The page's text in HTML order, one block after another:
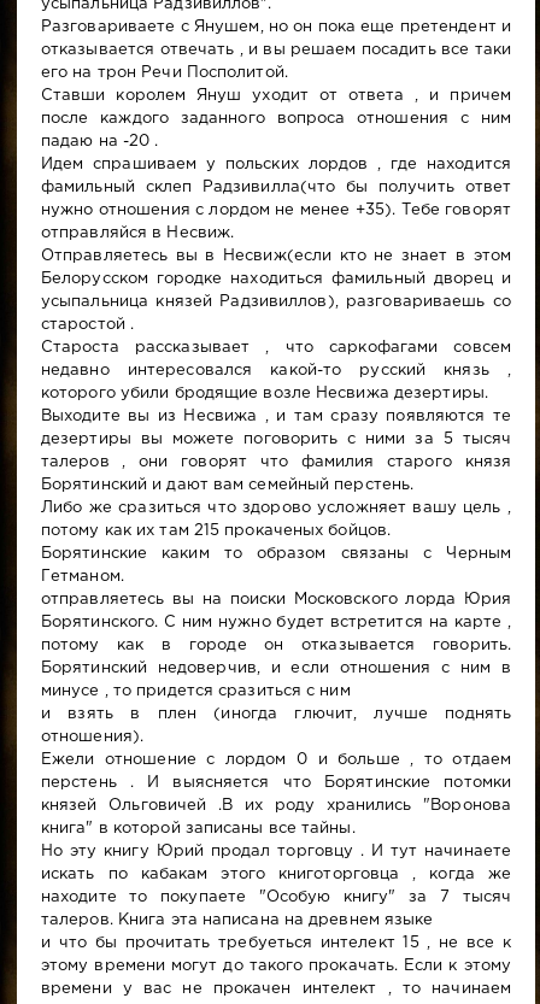
усыпальница Радзивиллов".
Разговариваете с Янушем, но он пока еще претендент и
отказывается отвечать , и вы решаем посадить все таки
его на трон Речи Посполитой.
Ставши королем Януш уходит от ответа , и причем
после каждого заданного вопроса отношения с ним
падаю на -20 .
Идем спрашиваем у польских лордов , где находится
фамильный склеп Радзивилла(что бы получить ответ
нужно отношения с лордом не менее +35). Тебе говорят
отправляйся в Несвиж.
Отправляетесь вы в Несвиж(если кто не знает в этом
Белорусском городке находиться фамильный дворец и
усыпальница князей Радзивиллов), разговариваешь со
старостой .
Староста рассказывает , что саркофагами совсем
недавно интересовался какой-то русский князь ,
которого убили бродящие возле Несвижа дезертиры.
Выходите вы из Несвижа , и там сразу появляются те
дезертиры вы можете поговорить с ними за 5 тысяч
талеров , они говорят что фамилия старого князя
Борятинский и дают вам семейный перстень.
Либо же сразиться что здорово усложняет вашу цель ,
потому как их там 215 прокаченых бойцов.
Борятинские каким то образом связаны с Черным
Гетманом.
отправляетесь вы на поиски Московского лорда Юрия
Борятинского. С ним нужно будет встретится на карте ,
потому как в городе он отказывается говорить.
Борятинский недоверчив, и если отношения с ним в
минусе , то придется сразиться с ним
и взять в плен (иногда глючит, лучше поднять
отношения).
Ежели отношение с лордом 0 и больше , то отдаем
перстень . И выясняется что Борятинские потомки
князей Ольговичей .В их роду хранились "Воронова
книга" в которой записаны все тайны.
Но эту книгу Юрий продал торговцу . И тут начинаете
искать по кабакам этого книготорговца , когда же
находите то покупаете "Особую книгу" за 7 тысяч
талеров. Книга эта написана на древнем языке
и что бы прочитать требуеться интелект 15 , не все к
этому времени могут до такого прокачать. Если к этому
времени у вас не прокачен интелект , то начинаем